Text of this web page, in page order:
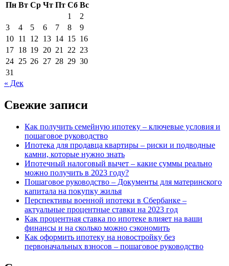
Пн Вт Ср Чт Пт Сб Вс
1
2
3
4 5 6 7 8
9
10 11 12 13 14 15 16
17 18 19 20 21 22 23
24 25 26 27 28 29 30
31
« Дек
Свежие записи
Как получить семейную ипотеку – ключевые условия и
пошаговое руководство
Ипотека для продавца квартиры – риски и подводные
камни, которые нужно знать
Ипотечный налоговый вычет – какие суммы реально
можно получить в 2023 году?
Пошаговое руководство – Документы для материнского
капитала на покупку жилья
Перспективы военной ипотеки в Сбербанке –
актуальные процентные ставки на 2023 год
Как процентная ставка по ипотеке влияет на ваши
финансы и на сколько можно сэкономить
Как оформить ипотеку на новостройку без
первоначальных взносов – пошаговое руководство